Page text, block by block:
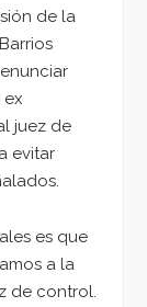
de la
juez de
evitar
es que
a la
de control.